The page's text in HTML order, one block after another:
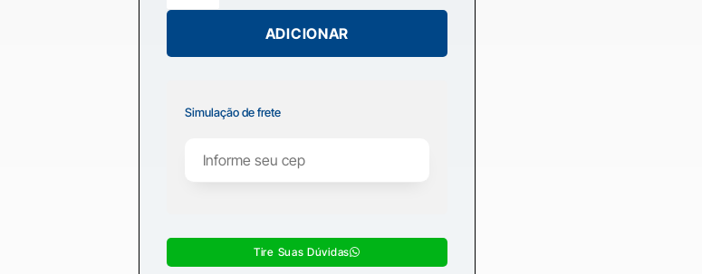
ADICIONAR
Simulação de frete
Tire Suas Dúvidas